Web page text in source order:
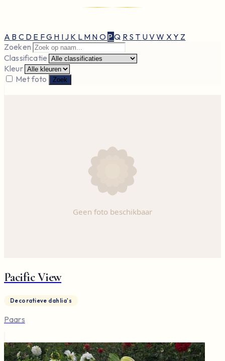
A B C D E FG H I J K L M N O PQ R S T UVW XY Z
Zoeken
Classificatie
Kleur
Met foto
Zoek
Pacific View
Decoratieve dahlia's
Paars